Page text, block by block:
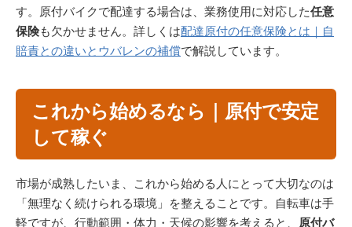
す。原付バイクで配達する場合は、業務使用に対応した任意
保険も欠かせません。詳しくは配達原付の任意保険とは｜自
賠責との違いとウバレンの補償で解説しています。
これから始めるなら｜原付で安定
して稼ぐ
市場が成熟したいま、これから始める人にとって大切なのは
「無理なく続けられる環境」を整えることです。自転車は手
軽ですが、行動範囲・体力・天候の影響を考えると、 原付バ